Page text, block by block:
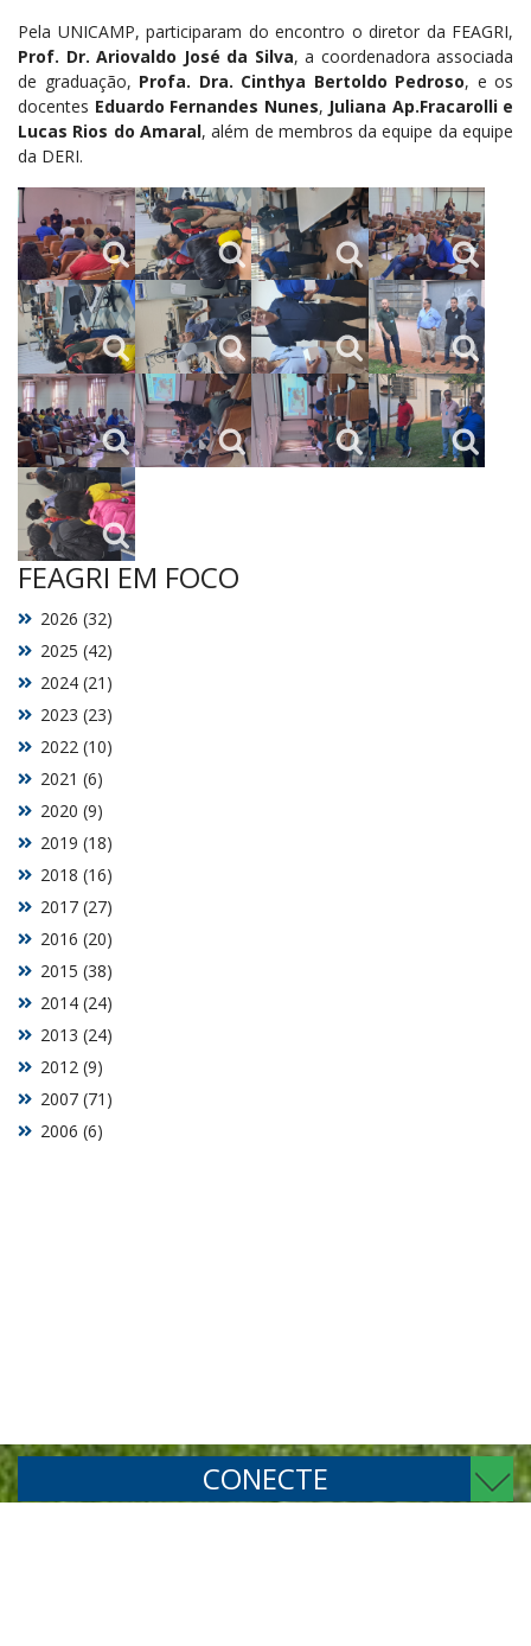
Pela UNICAMP, participaram do encontro o diretor da FEAGRI,
Prof. Dr. Ariovaldo José da Silva, a coordenadora associada
de graduação, Profa. Dra. Cinthya Bertoldo Pedroso, e os
docentes Eduardo Fernandes Nunes, Juliana Ap.Fracarolli e
Lucas Rios do Amaral, além de membros da equipe da equipe
da DERI.
FEAGRI EM FOCO
2006 (6)
2007 (71)
2012 (9)
2013 (24)
2014 (24)
2015 (38)
2016 (20)
2017 (27)
2018 (16)
2019 (18)
2020 (9)
2021 (6)
2022 (10)
2023 (23)
2024 (21)
2025 (42)
2026 (32)
CONECTE